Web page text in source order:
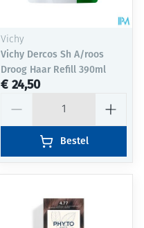
Vichy
Vichy Dercos Sh A/roos
Droog Haar Refill 390ml
€ 24,50
Bestel